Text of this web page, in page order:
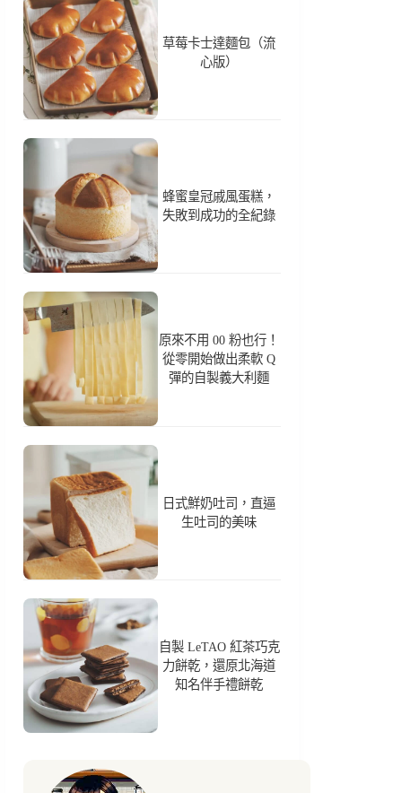
草莓卡士達麵包（流
心版）
蜂蜜皇冠戚風蛋糕，
失敗到成功的全紀錄
原來不用 00 粉也行！
從零開始做出柔軟 Q
彈的自製義大利麵
日式鮮奶吐司，直逼
生吐司的美味
自製 LeTAO 紅茶巧克
力餅乾，還原北海道
知名伴手禮餅乾